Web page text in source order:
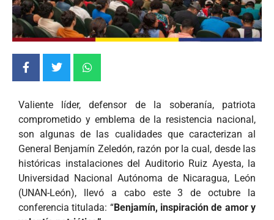
Valiente líder, defensor de la soberanía, patriota
comprometido y emblema de la resistencia nacional,
son algunas de las cualidades que caracterizan al
General Benjamín Zeledón, razón por la cual, desde las
históricas instalaciones del Auditorio Ruiz Ayesta, la
Universidad Nacional Autónoma de Nicaragua, León
(UNAN-León), llevó a cabo este 3 de octubre la
conferencia titulada: “Benjamín, inspiración de amor y